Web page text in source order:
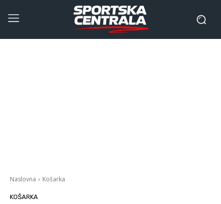
Naslovna Košarka
KOŠARKA